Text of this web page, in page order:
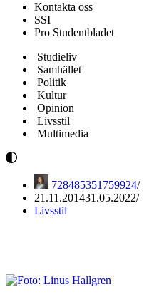
Kontakta oss
SSI
Pro Studentbladet
Studieliv
Samhället
Politik
Kultur
Opinion
Livsstil
Multimedia
728485351759924
21.11.201431.05.2022
Livsstil